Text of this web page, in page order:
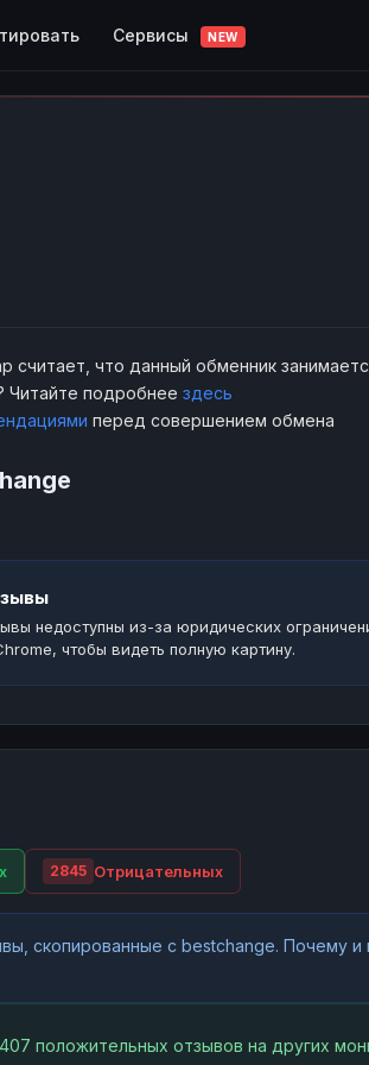
Сервисы NEW
считает, что данный обменник
Читайте подробнее здесь
перед совершением обмена
недоступны из-за юридических
чтобы видеть полную картину.
2845 Отрицательных
скопированные с bestchange. Почему
положительных отзывов на других